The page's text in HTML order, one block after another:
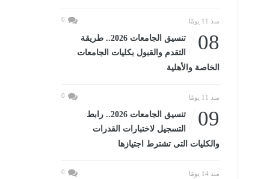
منذ 11 يومًا 0
08
تنسيق الجامعات 2026.. طريقة
التقدم والقبول بكليات الجامعات
الخاصة والأهلية
منذ 11 يومًا 0
09
تنسيق الجامعات 2026.. رابط
التسجيل لاختبارات القدرات
والكليات التى تشترط اجتيازها
منذ 14 يومًا 0